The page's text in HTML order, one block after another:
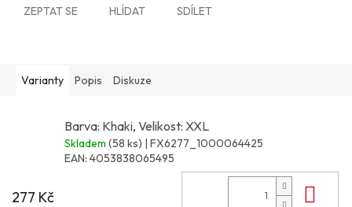
ZEPTAT SE HLÍDAT SDÍLET
Varianty Popis Diskuze
Barva: Khaki, Velikost: XXL
Skladem (58 ks) | FX6277_1000064425
EAN: 4053838065495
277 Kč